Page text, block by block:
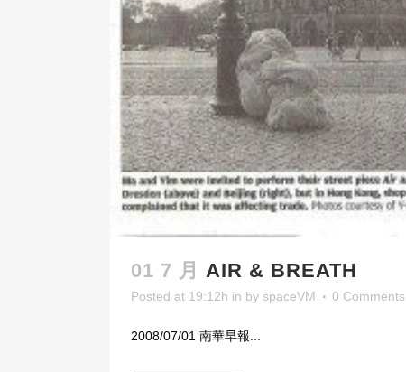
01 7 月 AIR & BREATH
Posted at 19:12h in by spaceVM 0 Comments
2008/07/01 南華早報...